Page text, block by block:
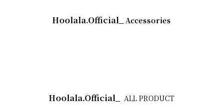
Hoolala.Official_ Accessories
Hoolala.Official_ ALL PRODUCT